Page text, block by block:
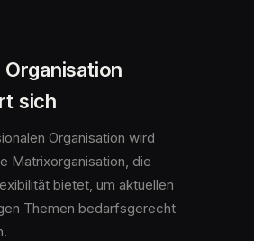
Organisation
sich
Organisation wird
Matrixorganisation, die
bietet, um aktuellen
Themen bedarfsgerecht